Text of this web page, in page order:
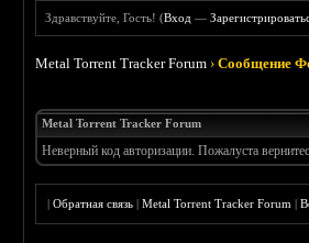
Здравствуйте, Гость! (Вход —
Metal Torrent Tracker Forum ›Сообщение
Metal Torrent Tracker Forum
Неверный код авторизации. Пожалуста
|Обратная связь |Metal Torrent Tracker Forum |